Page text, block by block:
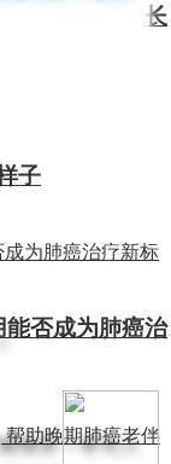
物质？研究人
走上抗癌的“长
子
否成为肺癌治